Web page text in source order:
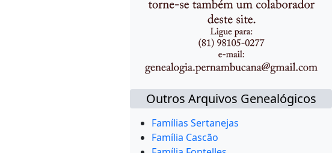
Outros Arquivos Genealógicos
Famílias Sertanejas
Família Cascão